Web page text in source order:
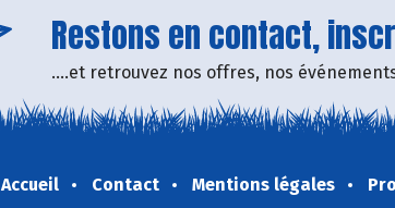
Restons en contact,
....et retrouvez nos offres, nos
Accueil Contact Mentions légales